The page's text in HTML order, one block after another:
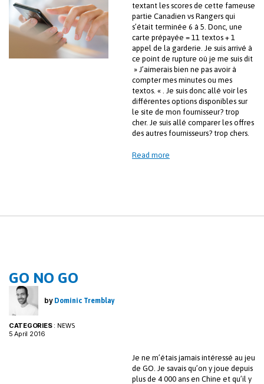
textant les scores de cette fameuse
partie Canadien vs Rangers qui
s’était terminée 6 à 5. Donc, une
carte prépayée = 11 textos + 1
appel de la garderie. Je suis arrivé à
ce point de rupture où je me suis dit
» J’aimerais bien ne pas avoir à
compter mes minutes ou mes
textos. « . Je suis donc allé voir les
différentes options disponibles sur
le site de mon fournisseur? trop
cher. Je suis allé comparer les offres
des autres fournisseurs? trop chers.
Read more
GO NO GO
by Dominic Tremblay
CATEGORIES: NEWS
5 April 2016
Je ne m’étais jamais intéressé au jeu
de GO. Je savais qu’on y joue depuis
plus de 4 000 ans en Chine et qu’il y